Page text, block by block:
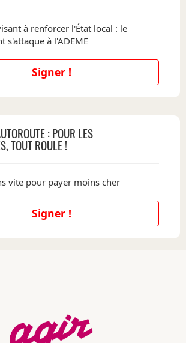
à renforcer l'État local : le
s'attaque à l'ADEME
Signer !
: POUR LES
TOUT ROULE !
vite pour payer moins cher
Signer !